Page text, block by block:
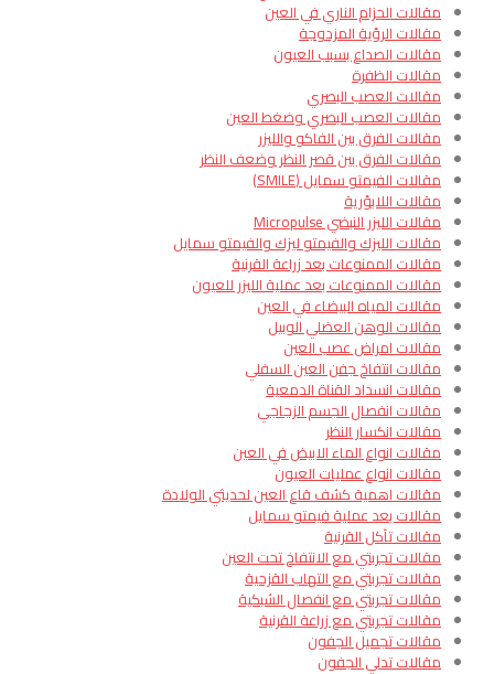
مقالات الحزام الناري في العين
مقالات الرؤية المزدوجة
مقالات الصداع بسبب العيون
مقالات الظفرة
مقالات العصب البصري
مقالات العصب البصري وضغط العين
مقالات الفرق بين الفاكو والليزر
مقالات الفرق بين قصر النظر وضعف النظر
مقالات الفيمتو سمايل (SMILE)
مقالات اللابؤرية
مقالات الليزر النبضي Micropulse
مقالات الليزك والفيمتو ليزك والفيمتو سمايل
مقالات الممنوعات بعد زراعة القرنية
مقالات الممنوعات بعد عملية الليزر للعيون
مقالات المياه البيضاء في العين
مقالات الوهن العضلي الوبيل
مقالات امراض عصب العين
مقالات انتفاخ جفن العين السفلي
مقالات انسداد القناة الدمعية
مقالات انفصال الجسم الزجاجي
مقالات انكسار النظر
مقالات انواع الماء الابيض في العين
مقالات انواع عمليات العيون
مقالات اهمية كشف قاع العين لحديثي الولادة
مقالات بعد عملية فيمتو سمايل
مقالات تآكل القرنية
مقالات تجربتي مع الانتفاخ تحت العين
مقالات تجربتي مع التهاب القزحية
مقالات تجربتي مع انفصال الشبكية
مقالات تجربتي مع زراعة القرنية
مقالات تجميل الجفون
مقالات تدلي الجفون